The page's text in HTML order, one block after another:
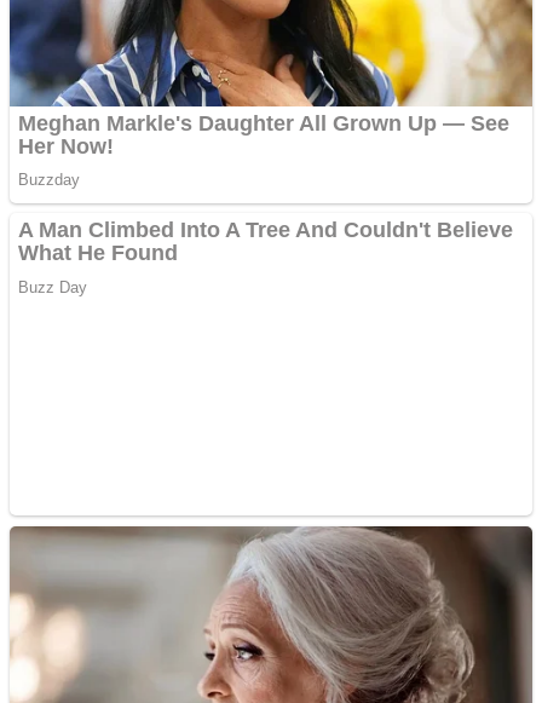
Anuntul tau apare in mai
multe ziare online
Aplică acum pentru toate
tipurile de împrumuturi
și obține bani urgent!